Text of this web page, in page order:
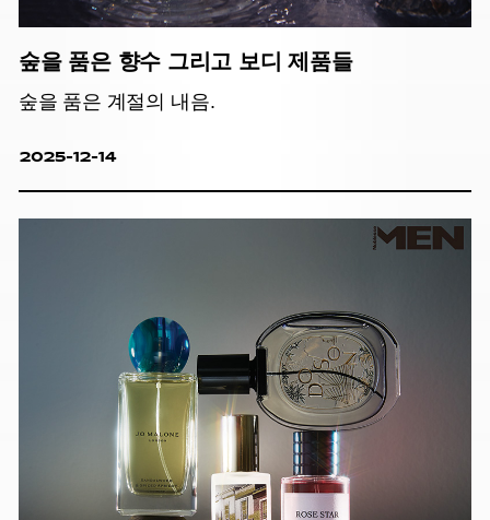
숲을 품은 향수 그리고 보디 제품들
숲을 품은 계절의 내음.
2025-12-14